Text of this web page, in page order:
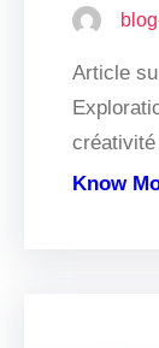
Article
Know